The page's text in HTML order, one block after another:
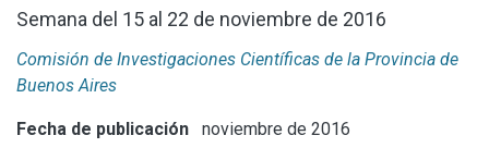
Statistics
Semana del 15 al 22 de noviembre de 2016
Comisión de Investigaciones Científicas de la Provincia de
Buenos Aires
Fecha de publicación noviembre de 2016